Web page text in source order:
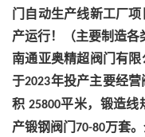
门自动生产线新工厂项
产运行！（主要制造各
南通亚奥精超阀门有限
于2023年投产主要经
积 25800平米，锻造线
产锻钢阀门70-80万套。